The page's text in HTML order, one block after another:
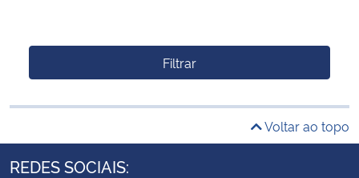
Filtrar
Voltar ao topo
REDES SOCIAIS: